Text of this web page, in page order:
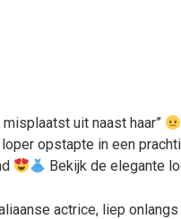
uit naast haar”
opstapte in een
Bekijk de elegante
actrice, liep